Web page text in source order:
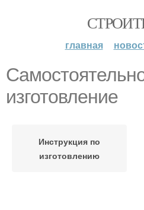
главная
изготовление
Инструкция по
изготовлению